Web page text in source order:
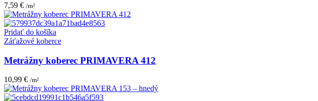
7,59 € /m²
Pridať do košíka
Záťažové koberce
Metrážny koberec PRIMAVERA 412
10,99 € /m²